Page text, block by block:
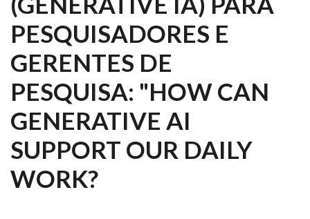
PESQUISADORES E
GERENTES DE
PESQUISA: "HOW CAN
GENERATIVE AI
SUPPORT OUR DAILY
WORK?